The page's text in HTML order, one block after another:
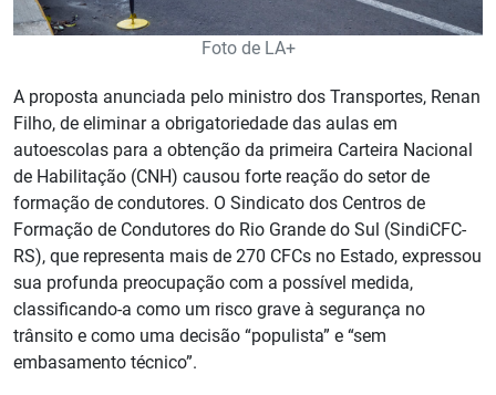
Foto de LA+
A proposta anunciada pelo ministro dos Transportes, Renan
Filho, de eliminar a obrigatoriedade das aulas em
autoescolas para a obtenção da primeira Carteira Nacional
de Habilitação (CNH) causou forte reação do setor de
formação de condutores. O Sindicato dos Centros de
Formação de Condutores do Rio Grande do Sul (SindiCFC-
RS), que representa mais de 270 CFCs no Estado, expressou
sua profunda preocupação com a possível medida,
classificando-a como um risco grave à segurança no
trânsito e como uma decisão “populista” e “sem
embasamento técnico”.